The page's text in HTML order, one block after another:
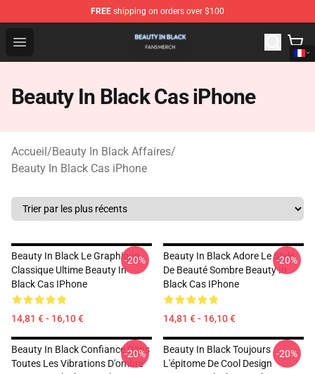
FREE shipping on orders over $100
Open menu
Beauty In Black Shop - Official Beauty In Black
Beauty In Black Cas iPhone
Accueil/Beauty In Black Affaires/
Beauty In Black Cas iPhone
Beauty In Black Le Graphique
Classique Ultime Beauty In
Black Cas IPhone
14,81 € - 16,10 €
-20%
Beauty In Black Adore Le Style
De Beauté Sombre Beauty In
Black Cas IPhone
14,81 € - 16,10 €
-20%
Beauty In Black Confiance Dans
Toutes Les Vibrations D'ombre
-20%
Beauty In Black Toujours
L'épitome De Cool Design
-20%